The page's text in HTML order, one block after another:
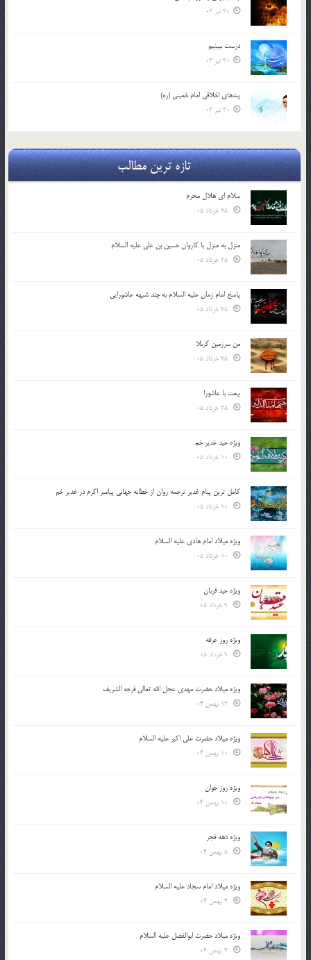
30 تیر 03
درست ببينيم
30 تیر 03
پندهاي اخلاقي امام خميني (ره)
30 تیر 03
تازه ترین مطالب
سلام ای هلال محرم
منزل به منزل با کاروان حسین بن علی علیه السلام
پاسخ امام زمان علیه السلام به چند شبهه عاشورایی
من سرزمین کربلا
بیعت با عاشورا
ویژه عید غدیر خم
کامل ترین پیام غدیر ترجمه روان از خطابه جهانی پیامبر اکرم در غدیر خم
ویژه میلاد امام هادی علیه السلام
ویژه عید قربان
ویژه روز عرفه
ویژه میلاد حضرت مهدی عجل الله تعالی فرجه الشريف
ویژه میلاد حضرت علی اکبر علیه السلام
ویژه روز جوان
ویژه دهه فجر
ویژه میلاد امام سجاد علیه السلام
ویژه میلاد حضرت ابوالفضل علیه السلام